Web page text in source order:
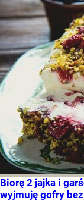
Biorę 2 jajka i
wyjmuję gofry